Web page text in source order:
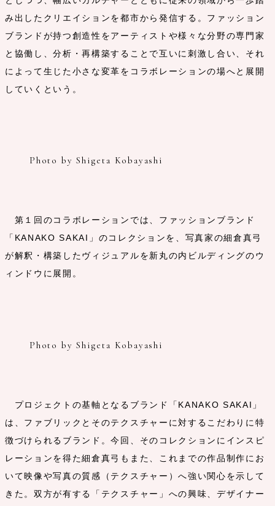
み出したクリエイションを都市から発信する。ファッション
ブランドが持つ創造性をアーティストや様々な分野の専門家
と協働し、分析・再構築することで互いに刺激し合い、それ
によって生じた小さな変革をコラボレーションの場へと展開
していくという。
Photo by Shigeta Kobayashi
第１回のコラボレーションでは、ファッションブランド
「KANAKO SAKAI」のコレクションを、写真家の細倉真弓
が解釈・構築したヴィジュアルを新丸の内ビルディングのウ
ィンドウに展開。
Photo by Shigeta Kobayashi
プロジェクトの基軸となるブランド「KANAKO SAKAI」
は、ファブリックとそのテクスチャーに対するこだわりに特
徴づけられるブランド。今回、そのコレクションにインスピ
レーションを得た細倉真弓もまた、これまでの作品制作にお
いて映像や写真の質感（テクスチャー）へ強い関心を示して
きた。双方が有する「テクスチャー」への興味、デザイナー